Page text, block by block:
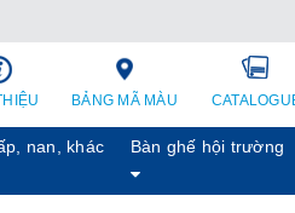
BẢNG MÃ MÀU
nan, khác Bàn ghế hội trường